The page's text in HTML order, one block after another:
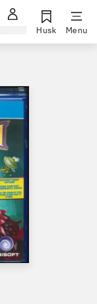
Husk Menu